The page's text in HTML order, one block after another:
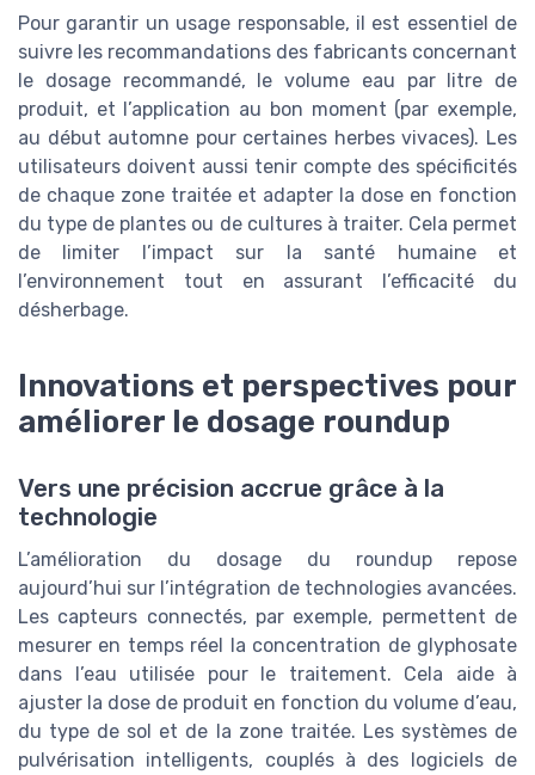
Pour garantir un usage responsable, il est essentiel de
suivre les recommandations des fabricants concernant
le dosage recommandé, le volume eau par litre de
produit, et l’application au bon moment (par exemple,
au début automne pour certaines herbes vivaces). Les
utilisateurs doivent aussi tenir compte des spécificités
de chaque zone traitée et adapter la dose en fonction
du type de plantes ou de cultures à traiter. Cela permet
de limiter l’impact sur la santé humaine et
l’environnement tout en assurant l’efficacité du
désherbage.
Innovations et perspectives pour
améliorer le dosage roundup
Vers une précision accrue grâce à la
technologie
L’amélioration du dosage du roundup repose
aujourd’hui sur l’intégration de technologies avancées.
Les capteurs connectés, par exemple, permettent de
mesurer en temps réel la concentration de glyphosate
dans l’eau utilisée pour le traitement. Cela aide à
ajuster la dose de produit en fonction du volume d’eau,
du type de sol et de la zone traitée. Les systèmes de
pulvérisation intelligents, couplés à des logiciels de